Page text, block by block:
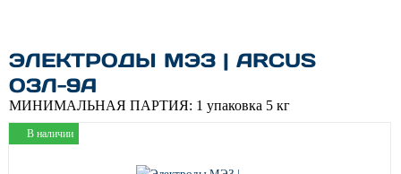
ЭЛЕКТРОДЫ МЭЗ | ARCUS
ОЗЛ-9А
МИНИМАЛЬНАЯ ПАРТИЯ: 1 упаковка 5 кг
В наличии